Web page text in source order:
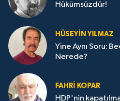
Hükümsüzdür!
HÜSEYIN YILMAZ
Yine Aynı Soru:
Nerede?
FAHRI KOPAR
HDP'nin